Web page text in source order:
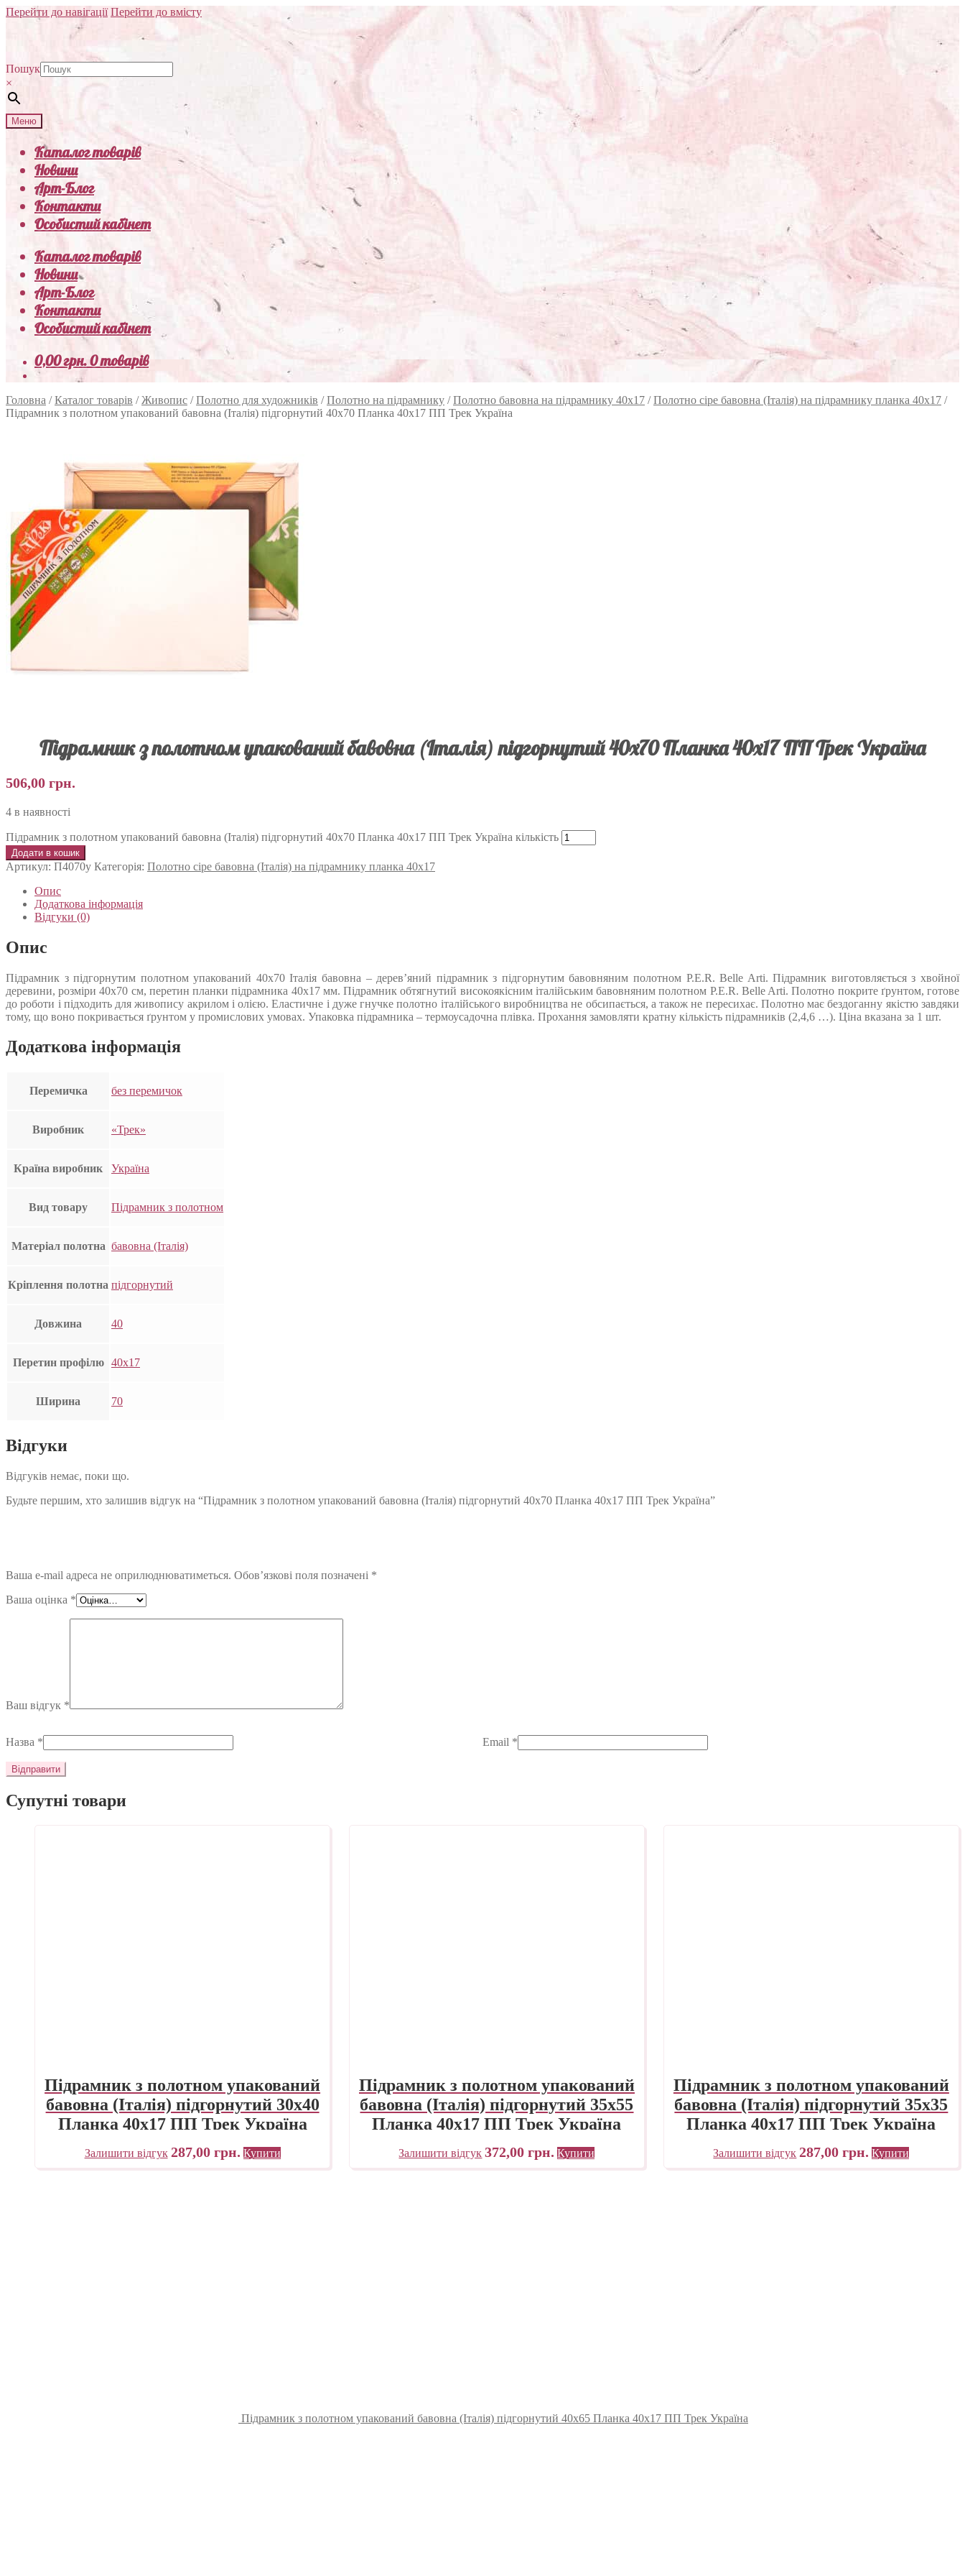
Перейти до навігації Перейти до вмісту
Пошук
×
Меню
Каталог товарів
Новини
Арт-Блог
Контакти
Особистий кабінет
Каталог товарів
Новини
Арт-Блог
Контакти
Особистий кабінет
0,00грн.0 товарів
Головна /Каталог товарів /Живопис /Полотно для художників /Полотно на підрамнику /Полотно бавовна на підрамнику 40х17 /Полотно сіре бавовна (Італія) на підрамнику планка 40х17 /
Підрамник з полотном упакований бавовна (Італія) підгорнутий 40х70 Планка 40х17 ПП Трек Україна
Підрамник з полотном упакований бавовна (Італія) підгорнутий 40х70 Планка 40х17 ПП Трек Україна
506,00 грн.
4 в наявності
Підрамник з полотном упакований бавовна (Італія) підгорнутий 40х70 Планка 40х17 ПП Трек Україна кількість
Додати в кошик
Артикул: П4070у Категорія: Полотно сіре бавовна (Італія) на підрамнику планка 40х17
Опис
Додаткова інформація
Відгуки (0)
Опис
Підрамник з підгорнутим полотном упакований 40х70 Італія бавовна – дерев’яний підрамник з підгорнутим бавовняним полотном P.E.R. Belle Arti. Підрамник виготовляється з хвойної
деревини, розміри 40х70 см, перетин планки підрамника 40х17 мм. Підрамник обтягнутий високоякісним італійським бавовняним полотном P.E.R. Belle Arti. Полотно покрите ґрунтом, готове
до роботи і підходить для живопису акрилом і олією. Еластичне і дуже гнучке полотно італійського виробництва не обсипається, а також не пересихає. Полотно має бездоганну якістю завдяки
тому, що воно покривається ґрунтом у промислових умовах. Упаковка підрамника – термоусадочна плівка. Прохання замовляти кратну кількість підрамників (2,4,6 …). Ціна вказана за 1 шт.
Додаткова інформація
Перемичка без перемичок
Виробник «Трек»
Країна виробник Україна
Вид товару Підрамник з полотном
Матеріал полотна бавовна (Італія)
Кріплення полотна підгорнутий
Довжина 40
Перетин профілю 40х17
Ширина 70
Відгуки
Відгуків немає, поки що.
Будьте першим, хто залишив відгук на “Підрамник з полотном упакований бавовна (Італія) підгорнутий 40х70 Планка 40х17 ПП Трек Україна”
Ваша e-mail адреса не оприлюднюватиметься. Обов’язкові поля позначені *
Ваша оцінка *
Ваш відгук *
Назва * Email *
Супутні товари
Підрамник з полотном упакований
бавовна (Італія) підгорнутий 30х40
Планка 40х17 ПП Трек Україна
Залишити відгук 287,00 грн. Купити
Підрамник з полотном упакований
бавовна (Італія) підгорнутий 35х55
Планка 40х17 ПП Трек Україна
Залишити відгук 372,00грн. Купити
Підрамник з полотном упакований
бавовна (Італія) підгорнутий 35х35
Планка 40х17 ПП Трек Україна
Залишити відгук 287,00грн. Купити
Підрамник з полотном упакований бавовна (Італія) підгорнутий 40х65 Планка 40х17 ПП Трек Україна